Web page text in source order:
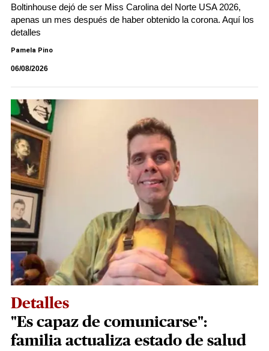
Boltinhouse dejó de ser Miss Carolina del Norte USA 2026,
apenas un mes después de haber obtenido la corona. Aquí los
detalles
Pamela Pino
06/08/2026
Detalles
"Es capaz de comunicarse":
familia actualiza estado de salud